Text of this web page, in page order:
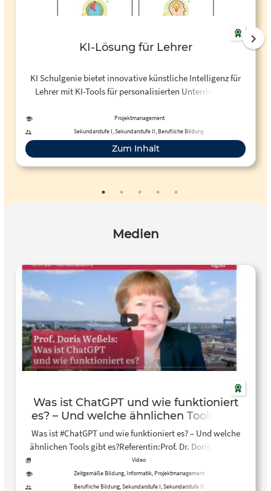
KI-Lösung für Lehrer
KI Schulgenie bietet innovative künstliche Intelligenz für
Lehrer mit KI-Tools für personalisierten Unterricht und
Projektmanagement
Sekundarstufe I, Sekundarstufe II, Berufliche Bildung
Zum Inhalt
Medien
Was ist ChatGPT und wie funktioniert
es? – Und welche ähnlichen Tools gibt
es? – YouTube
Was ist #ChatGPT und wie funktioniert es? – Und welche
ähnlichen Tools gibt es?Referentin:Prof. Dr. Doris Weßels,
Professorin für Wirtschaftsinformatik an de…
Video
Zeitgemäße Bildung, Informatik, Projektmanagement
Berufliche Bildung, Sekundarstufe I, Sekundarstufe II